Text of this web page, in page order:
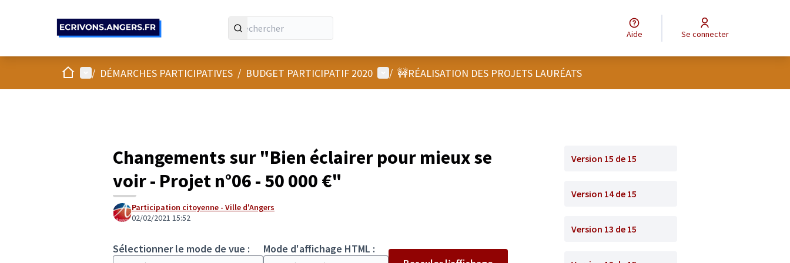
Aide Se connecter
AccueilMenu principal
/ DÉMARCHES PARTICIPATIVES / BUDGET PARTICIPATIF 2020 Menu utilisateur
/ 🚧RÉALISATION DES PROJETS LAURÉATS
Changements sur "Bien éclairer pour mieux se
voir - Projet n°06 - 50 000 €"
Participation citoyenne - Ville d'Angers
02/02/2021 15:52
Sélectionner le mode de vue :
Mode d'affichage HTML :
Version 15 de 15
Version 14 de 15
Version 13 de 15